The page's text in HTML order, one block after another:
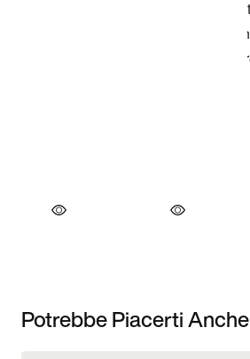
Potrebbe Piacerti Anche